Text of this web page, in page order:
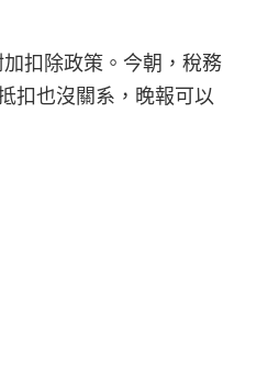
扣除政策。今朝，稅務
扣也沒關系，晚報可以